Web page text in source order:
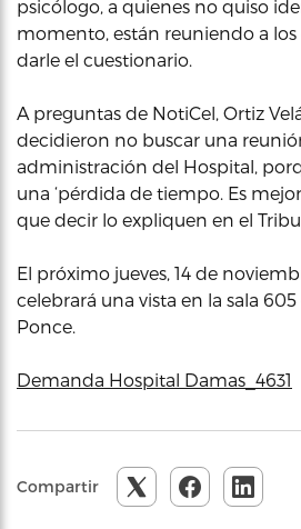
psicólogo, a quienes no quiso
momento, están reuniendo a
darle el cuestionario.
A preguntas de NotiCel, Ortiz
decidieron no buscar una
administración del Hospital,
una ‘pérdida de tiempo. Es
que decir lo expliquen en el
El próximo jueves, 14 de
celebrará una vista en la sala
Ponce.
Demanda Hospital Damas_4631
Compartir